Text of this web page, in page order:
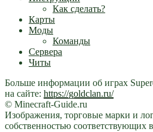
Как сделать?
Карты
Моды
Команды
Сервера
Читы
Больше информации об играх
на сайте: https://goldclan.ru/
© Minecraft-Guide.ru
Изображения, торговые марки и
собственностью соответствующих